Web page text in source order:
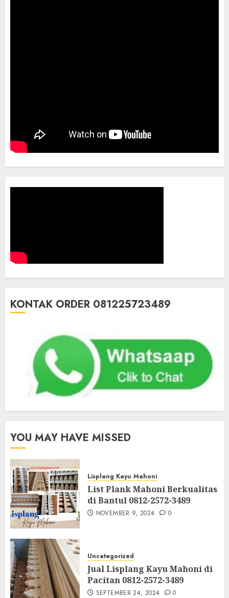
KONTAK ORDER 081225723489
YOU MAY HAVE MISSED
Lisplang Kayu Mahoni
List Plank Mahoni Berkualitas
di Bantul 0812-2572-3489
NOVEMBER 9, 2024 0
Uncategorized
Jual Lisplang Kayu Mahoni di
Pacitan 0812-2572-3489
SEPTEMBER 24, 2024 0